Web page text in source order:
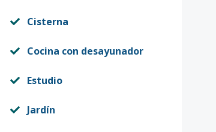
Cisterna
Cocina con desayunador
Estudio
Jardín